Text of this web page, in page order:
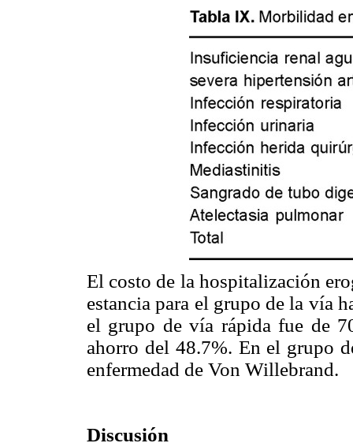
El costo de la hospitalización
estancia para el grupo de la vía
el grupo de vía rápida fue de
ahorro del 48.7%. En el grupo
enfermedad de Von Willebrand.
Discusión